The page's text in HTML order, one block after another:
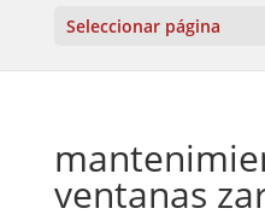
Seleccionar página
ventanas